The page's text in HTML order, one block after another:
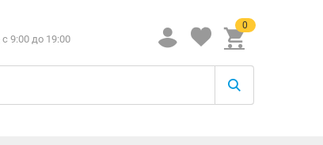
c 9:00 до 19:00
0